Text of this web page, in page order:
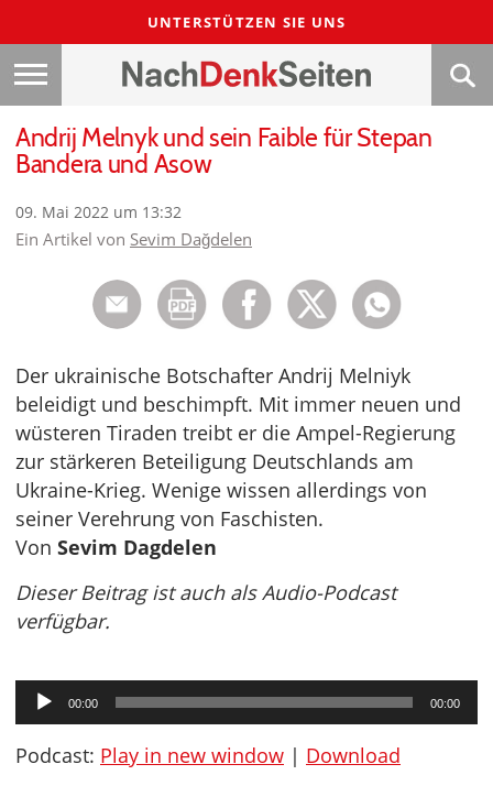
UNTERSTÜTZEN SIE UNS
Andrij Melnyk und sein Faible für Stepan
Bandera und Asow
09. Mai 2022 um 13:32
Ein Artikel von Sevim Dağdelen
Der ukrainische Botschafter Andrij Melniyk
beleidigt und beschimpft. Mit immer neuen und
wüsteren Tiraden treibt er die Ampel-Regierung
zur stärkeren Beteiligung Deutschlands am
Ukraine-Krieg. Wenige wissen allerdings von
seiner Verehrung von Faschisten.
Von Sevim Dagdelen
Dieser Beitrag ist auch als Audio-Podcast
verfügbar.
Audio-
Player
00:00 00:00
Podcast: Play in new window | Download